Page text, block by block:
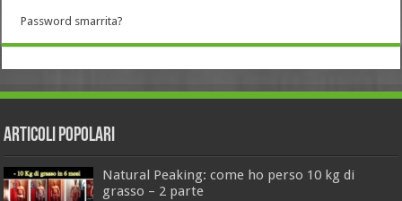
Password smarrita?
Articoli Popolari
Natural Peaking: come ho perso 10 kg di
grasso – 2 parte